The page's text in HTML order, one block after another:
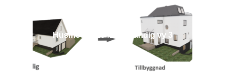
Husmodell 1042 - Utvändig vy 3